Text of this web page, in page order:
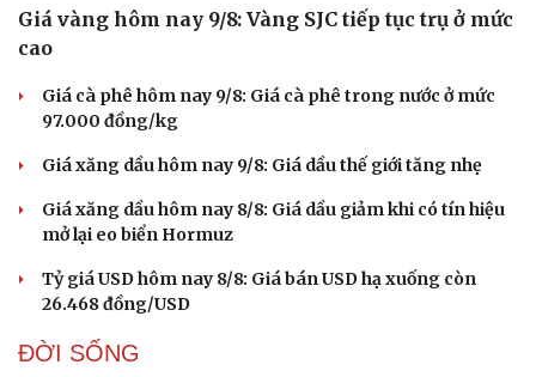
Giá vàng hôm nay 9/8: Vàng SJC tiếp tục trụ ở mức
cao
Giá cà phê hôm nay 9/8: Giá cà phê trong nước ở mức
97.000 đồng/kg
Giá xăng dầu hôm nay 9/8: Giá dầu thế giới tăng nhẹ
Giá xăng dầu hôm nay 8/8: Giá dầu giảm khi có tín hiệu
mở lại eo biển Hormuz
Tỷ giá USD hôm nay 8/8: Giá bán USD hạ xuống còn
26.468 đồng/USD
ĐỜI SỐNG